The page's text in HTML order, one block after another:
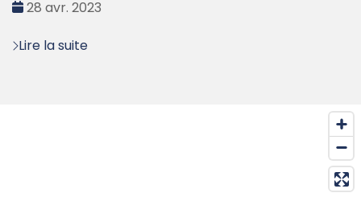
Date
28 avr. 2023
Lire la suite